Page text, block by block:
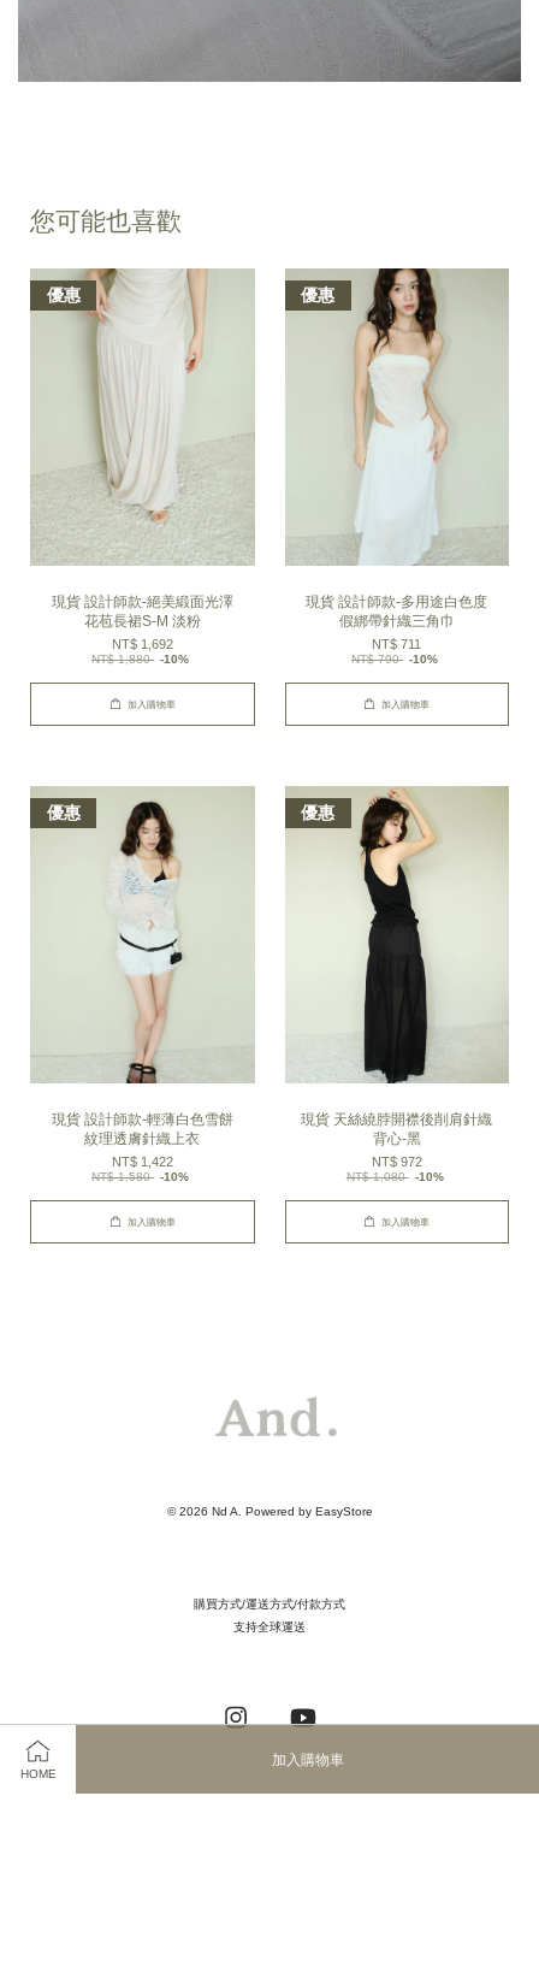
HOME
加入購物車
您可能也喜歡
優惠
現貨 設計師款-絕美緞面光澤
花苞長裙S-M 淡粉
NT$ 1,692
NT$ 1,880 -10%
加入購物車
優惠
現貨 設計師款-多用途白色度
假綁帶針織三角巾
NT$ 711
NT$ 790 -10%
加入購物車
優惠
現貨 設計師款-輕薄白色雪餅
紋理透膚針織上衣
NT$ 1,422
NT$ 1,580 -10%
加入購物車
優惠
現貨 天絲繞脖開襟後削肩針織
背心-黑
NT$ 972
NT$ 1,080 -10%
加入購物車
© 2026 Nd A. Powered by EasyStore
購買方式/運送方式/付款方式
支持全球運送
Instagram